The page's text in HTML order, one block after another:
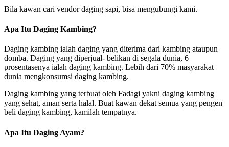
Bila kawan cari vendor daging sapi, bisa mengubungi kami.
Apa Itu Daging Kambing?
Daging kambing ialah daging yang diterima dari kambing ataupun
domba. Daging yang diperjual- belikan di segala dunia, 6
prosentasenya ialah daging kambing. Lebih dari 70% masyarakat
dunia mengkonsumsi daging kambing.
Daging kambing yang terbuat oleh Fadagi yakni daging kambing
yang sehat, aman serta halal. Buat kawan dekat semua yang pengen
beli daging kambing, kamilah tempatnya.
Apa Itu Daging Ayam?